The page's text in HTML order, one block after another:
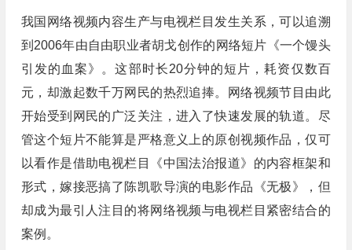
我国网络视频内容生产与电视栏目发生关系，可以追溯
到2006年由自由职业者胡戈创作的网络短片《一个馒头
引发的血案》。这部时长20分钟的短片，耗资仅数百
元，却激起数千万网民的热烈追捧。网络视频节目由此
开始受到网民的广泛关注，进入了快速发展的轨道。尽
管这个短片不能算是严格意义上的原创视频作品，仅可
以看作是借助电视栏目《中国法治报道》的内容框架和
形式，嫁接恶搞了陈凯歌导演的电影作品《无极》，但
却成为最引人注目的将网络视频与电视栏目紧密结合的
案例。